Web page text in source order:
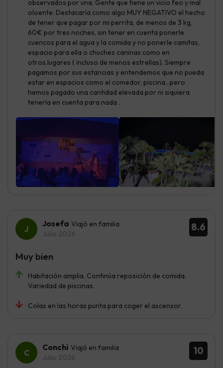
observados por una. Gente que tiene un vicio feo y mal
oloente. Destacaría como algo MUY NEGATIVO el hecho
de tener que pagar por mi perrita, de menos de 3 kg,
60€ por tres noches, sin tener en cuenta ponerle
cuencos para el agua y la comida y no ponerle camitas,
espacio para ella o chuches caninas como en
otros.lugares ( incluso de menos estrellas). Siempre
pagamos por sus estancias y entendemos que no pueda
estar en espacios como el comedor, piscina...pero
hemos pagado una cantidad elevada por ni siquiera
tenerla en cuenta para nada .
8.6
Josefa Viajó en familia
Julio 2026
Habitación amplia. Continúa reposición de comida.
Variedad de piscinas.
Colas en las horas punta para coger el ascensor.
Muy bien
10
Conchi Viajó en familia
Julio 2026